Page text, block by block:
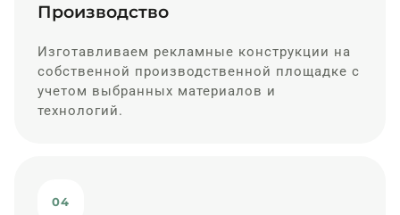
Производство
Изготавливаем рекламные конструкции на
собственной производственной площадке с
учетом выбранных материалов и
технологий.
04